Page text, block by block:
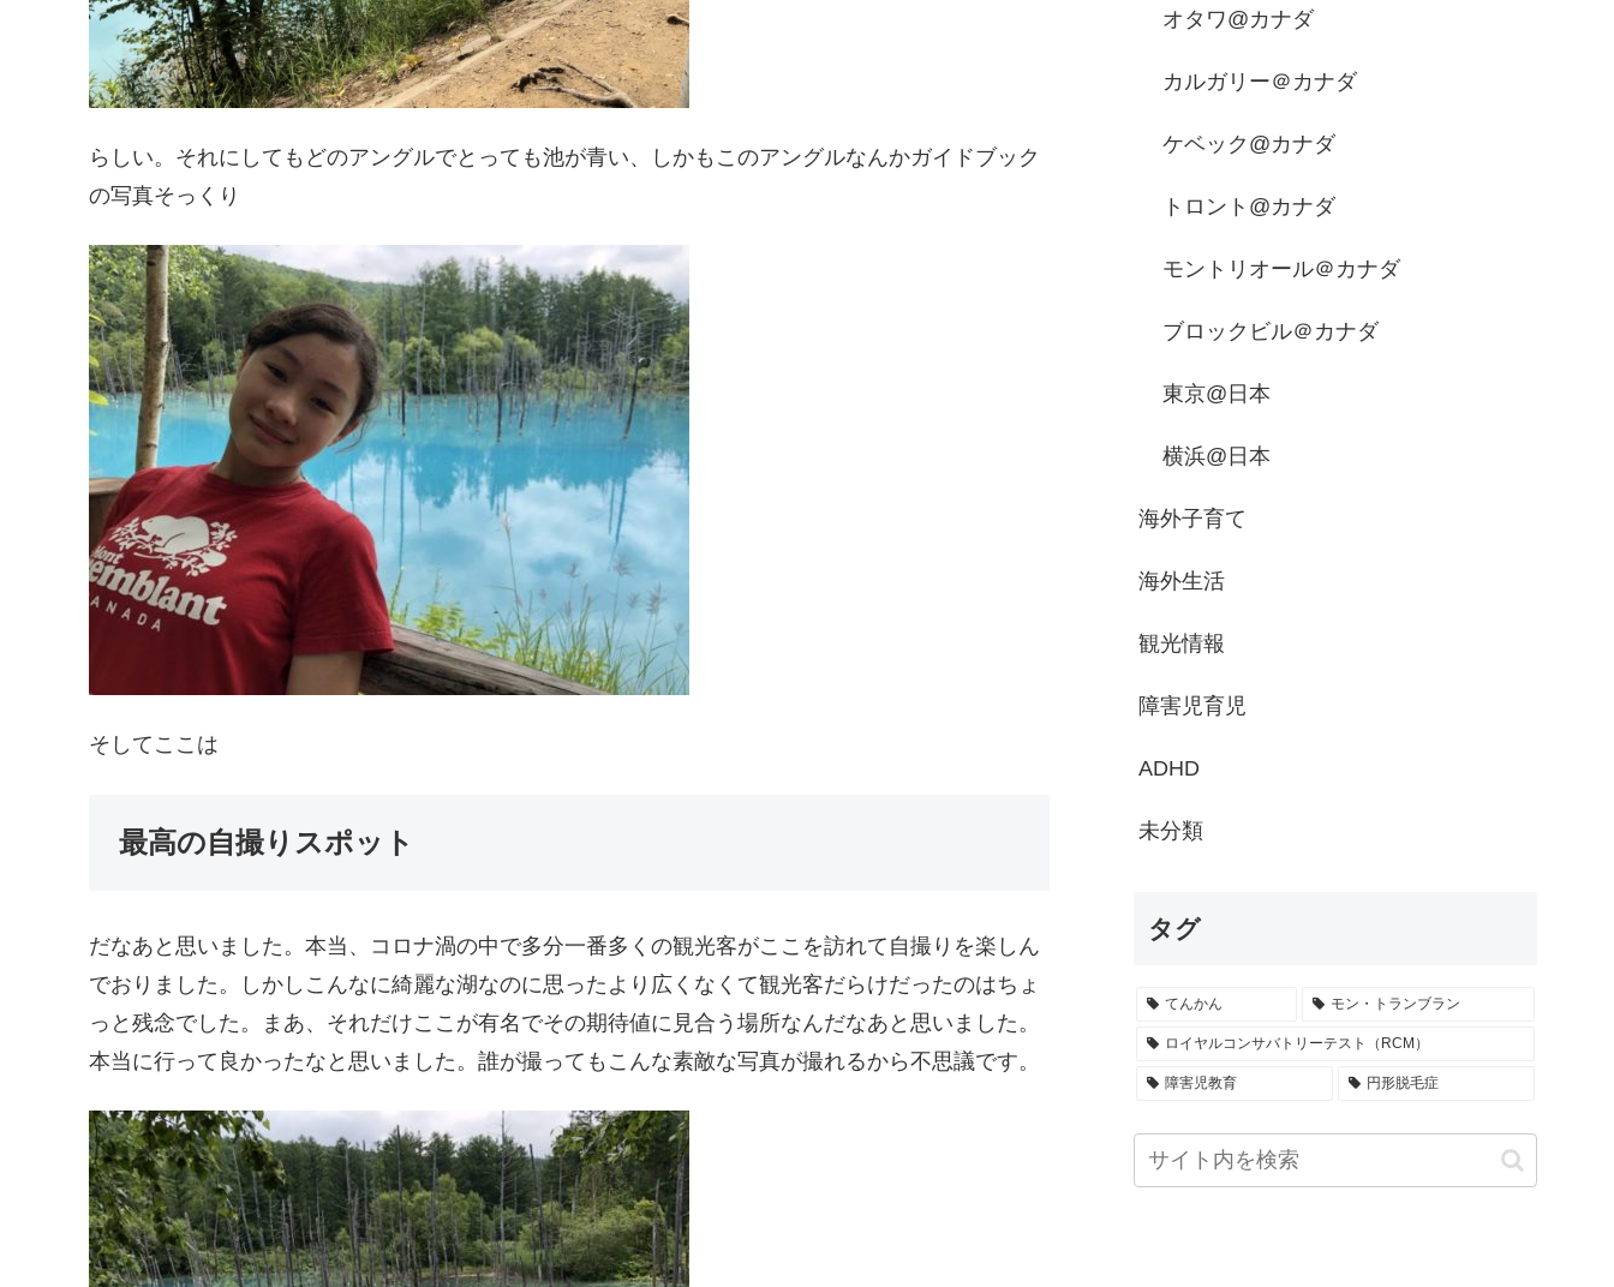
らしい。それにしてもどのアングルでとっても池が青い、しかもこのアングルなんかガイドブック
の写真そっくり
そしてここは
最高の自撮りスポット
だなあと思いました。本当、コロナ渦の中で多分一番多くの観光客がここを訪れて自撮りを楽しん
でおりました。しかしこんなに綺麗な湖なのに思ったより広くなくて観光客だらけだったのはちょ
っと残念でした。まあ、それだけここが有名でその期待値に見合う場所なんだなあと思いました。
本当に行って良かったなと思いました。誰が撮ってもこんな素敵な写真が撮れるから不思議です。
オタワ@カナダ
カルガリー＠カナダ
ケベック@カナダ
トロント@カナダ
モントリオール＠カナダ
ブロックビル＠カナダ
東京@日本
横浜@日本
海外子育て
海外生活
観光情報
障害児育児
ADHD
未分類
タグ
てんかん モン・トランブラン
ロイヤルコンサバトリーテスト（RCM）
障害児教育 円形脱毛症